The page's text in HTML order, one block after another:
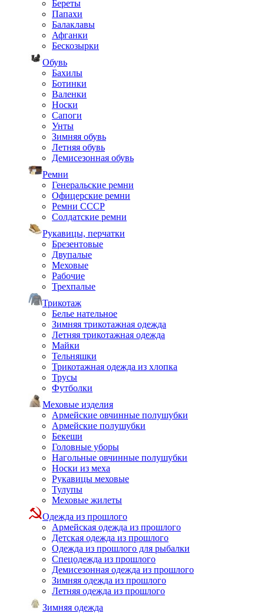
Береты
Папахи
Балаклавы
Афганки
Бескозырки
Обувь
Бахилы
Ботинки
Валенки
Носки
Сапоги
Унты
Зимняя обувь
Летняя обувь
Демисезонная обувь
Ремни
Генеральские ремни
Офицерские ремни
Ремни СССР
Солдатские ремни
Рукавицы, перчатки
Брезентовые
Двупалые
Меховые
Рабочие
Трехпалые
Трикотаж
Белье нательное
Зимняя трикотажная одежда
Летняя трикотажная одежда
Майки
Тельняшки
Трикотажная одежда из хлопка
Трусы
Футболки
Меховые изделия
Армейские овчинные полушубки
Армейские полушубки
Бекеши
Головные уборы
Нагольные овчинные полушубки
Носки из меха
Рукавицы меховые
Тулупы
Меховые жилеты
Одежда из прошлого
Армейская одежда из прошлого
Детская одежда из прошлого
Одежда из прошлого для рыбалки
Спецодежда из прошлого
Демисезонная одежда из прошлого
Зимняя одежда из прошлого
Летняя одежда из прошлого
Зимняя одежда